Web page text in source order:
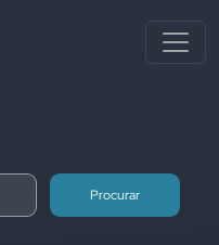
Procurar